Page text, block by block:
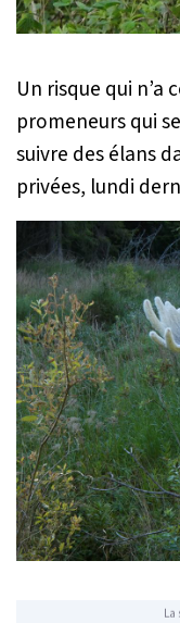
Un risque qui
promeneurs qui
suivre des élans
privées, lundi